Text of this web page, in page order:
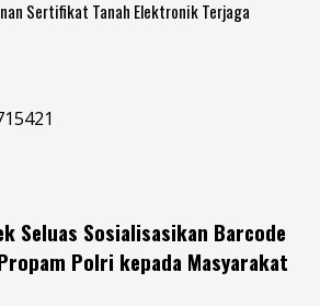
Sertifikat Tanah Elektronik Terjaga
Seluas Sosialisasikan Barcode
Polri kepada Masyarakat